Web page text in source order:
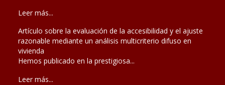
Leer más...
Artículo sobre la evaluación de la accesibilidad y el ajuste
razonable mediante un análisis multicriterio difuso en
vivienda
Hemos publicado en la prestigiosa...
Leer más...